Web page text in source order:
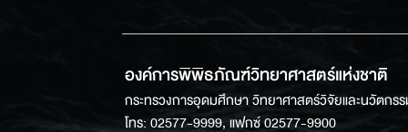
องค์การพิพิธภัณฑ์วิทยาศาสตร์แห่งชาติ
กระทรวงการอุดมศึกษา วิทยาศาสตร์วิจัยและนวัตก
โทร: 02577-9999, แฟกซ์ 02577-9900